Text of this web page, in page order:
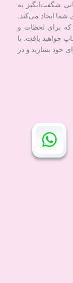
شگفت‌انگیز به
ایجاد می‌کند.
که برای لحظات و
خواهید یافت. با
خود بسازید و در